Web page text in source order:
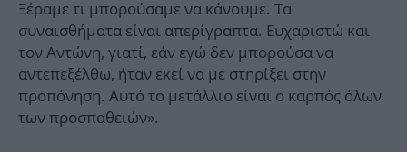
Ξέραμε τι μπορούσαμε να κάνουμε. Τα
συναισθήματα είναι απερίγραπτα. Ευχαριστώ και
τον Αντώνη, γιατί, εάν εγώ δεν μπορούσα να
αντεπεξέλθω, ήταν εκεί να με στηρίξει στην
προπόνηση. Αυτό το μετάλλιο είναι ο καρπός όλων
των προσπαθειών».